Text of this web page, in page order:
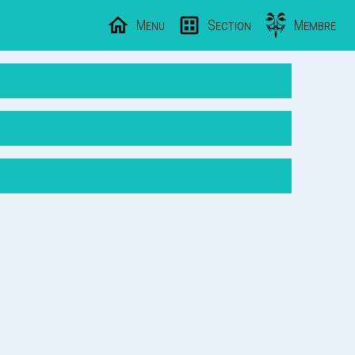
Menu Section Membre